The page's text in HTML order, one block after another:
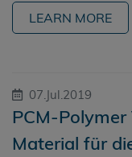
LEARN MORE
07.Jul.2019
PCM-
Material für